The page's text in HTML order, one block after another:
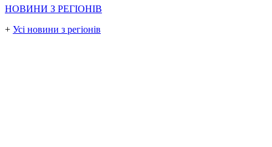
НОВИНИ З РЕГІОНІВ
+ Усі новини з регіонів